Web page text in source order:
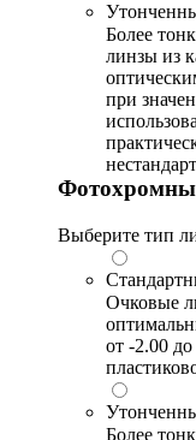
Более
линзы из
при
Выберите тип
Очковые
от -2.00
Более